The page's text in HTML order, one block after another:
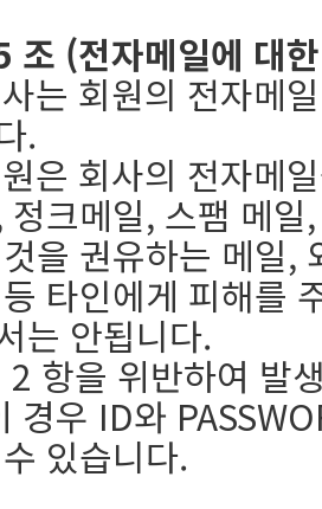
조 (전자메일에 대
는 회원의 전자메
.
은 회사의 전자메
정크메일, 스팸 메
을 권유하는 메일,
타인에게 피해를
는 안됩니다.
항을 위반하여 발
경우 ID와
있습니다.